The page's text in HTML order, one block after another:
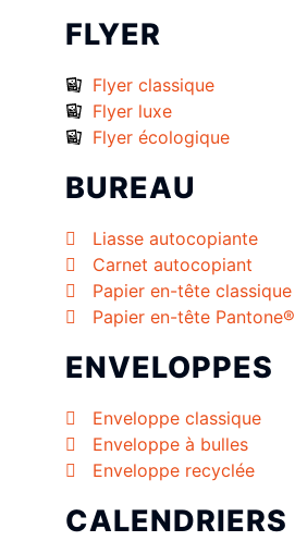
FLYER
Flyer classique
Flyer luxe
Flyer écologique
BUREAU
Liasse autocopiante
Carnet autocopiant
Papier en-tête classique
Papier en-tête Pantone®
ENVELOPPES
Enveloppe classique
Enveloppe à bulles
Enveloppe recyclée
CALENDRIERS